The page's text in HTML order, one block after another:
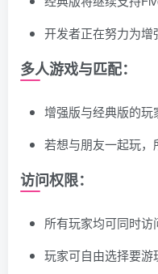
开发者正在努力为增
多人游戏与匹配：
增强版与经典版的玩
若想与朋友一起玩，
访问权限：
所有玩家均可同时访
玩家可自由选择要游